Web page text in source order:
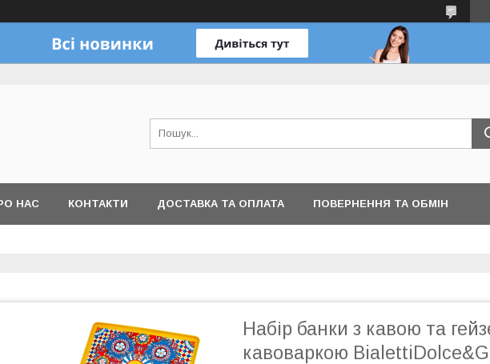
НАС КОНТАКТИ ДОСТАВКА ТА ОПЛАТА ПОВЕРНЕННЯ ТА ОБМІН
Набір банки з кавою та
кавоваркою